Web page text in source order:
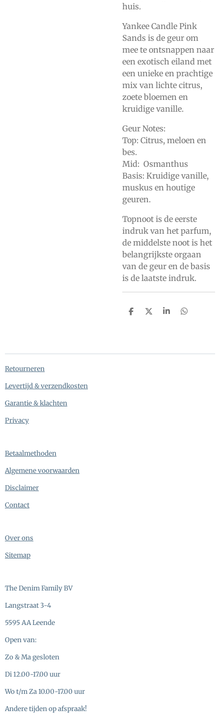
huis.
Yankee Candle Pink
Sands is de geur om
mee te ontsnappen naar
een exotisch eiland met
een unieke en prachtige
mix van lichte citrus,
zoete bloemen en
kruidige vanille.
Geur Notes:
Top: Citrus, meloen en
bes.
Mid: Osmanthus
Basis: Kruidige vanille,
muskus en houtige
geuren.
Topnoot is de eerste
indruk van het parfum,
de middelste noot is het
belangrijkste orgaan
van de geur en de basis
is de laatste indruk.
D
D
S
D
Retourneren
Levertijd & verzendkosten
Garantie & klachten
Privacy
Betaalmethoden
Algemene voorwaarden
Disclaimer
Contact
Over ons
Sitemap
The Denim Family BV
Langstraat 3-4
5595 AA Leende
Open van:
Zo & Ma gesloten
Di 12.00-17.00 uur
Wo t/m Za 10.00-17.00 uur
Andere tijden op afspraak!